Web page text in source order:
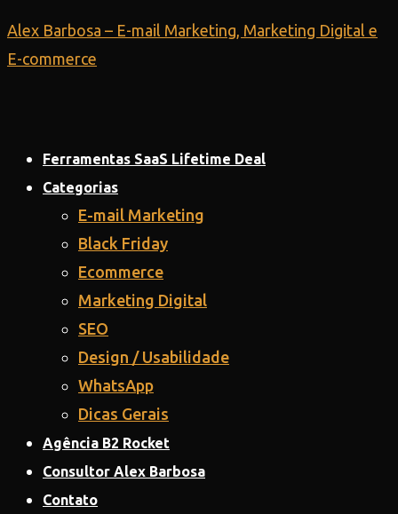
Ir
para
Alex Barbosa – E-mail Marketing, Marketing Digital e
E-commerce
Ferramentas SaaS Lifetime Deal
Categorias
E-mail Marketing
Black Friday
Ecommerce
Marketing Digital
SEO
Design / Usabilidade
WhatsApp
Dicas Gerais
Agência B2 Rocket
Consultor Alex Barbosa
Contato